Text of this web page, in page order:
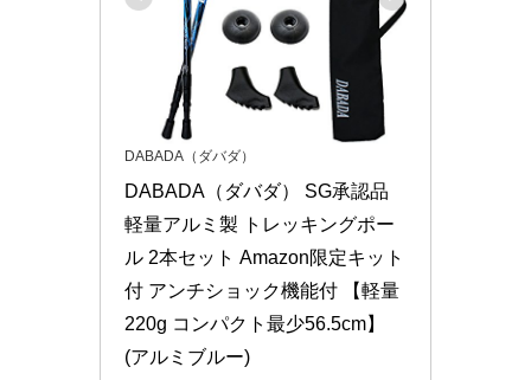
DABADA（ダバダ）
DABADA（ダバダ） SG承認品
軽量アルミ製 トレッキングポー
ル 2本セット Amazon限定キット
付 アンチショック機能付 【軽量
220g コンパクト最少56.5cm】
(アルミブルー)